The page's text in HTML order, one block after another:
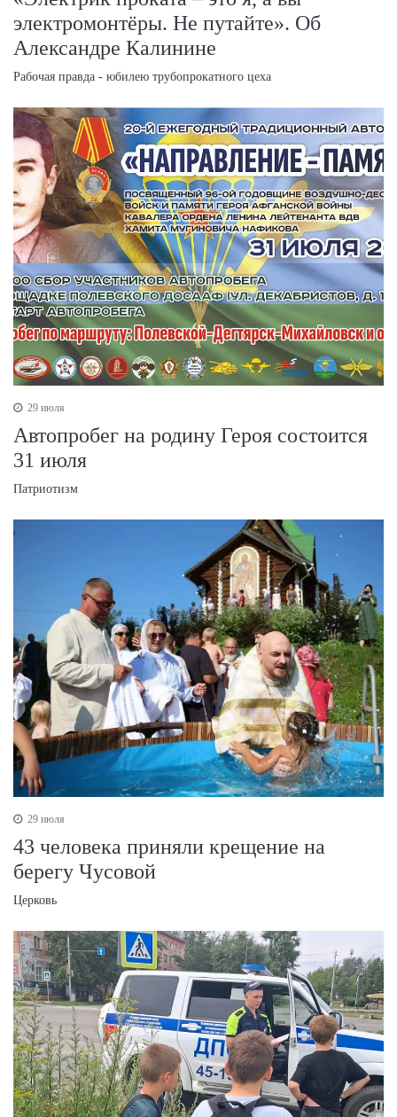
электромонтёры. Не путайте». Об
Александре Калинине
Рабочая правда - юбилею трубопрокатного цеха
29 июля
Автопробег на родину Героя состоится
31 июля
Патриотизм
29 июля
43 человека приняли крещение на
берегу Чусовой
Церковь